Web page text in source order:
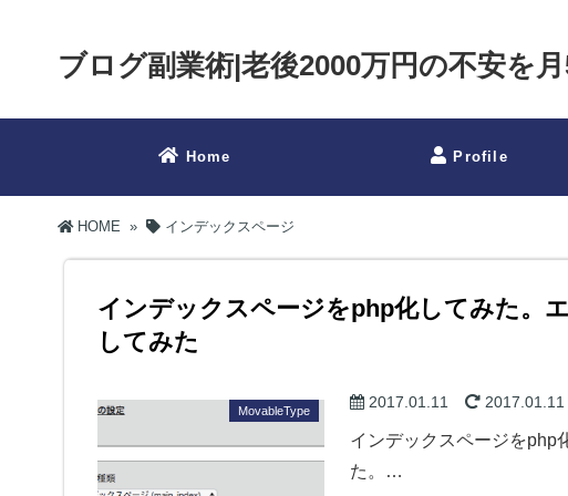
ブログ副業術|老後2000万円の不安を
Home Profile
HOME » インデックスページ
インデックスページをphp化してみた。
してみた
MovableType 2017.01.11 2017.01.11
インデックスページをphp
た。…